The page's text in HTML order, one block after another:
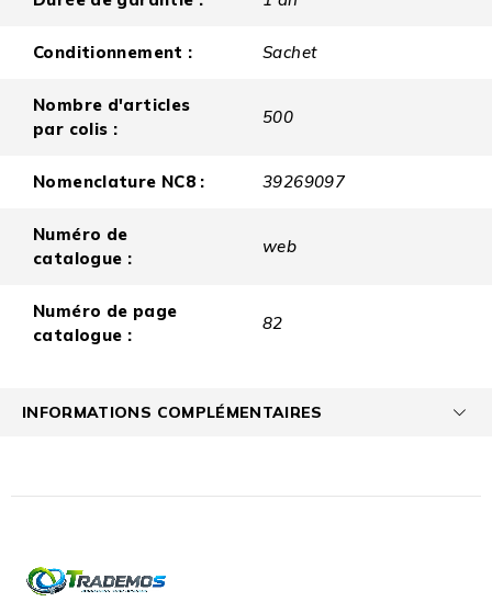
Conditionnement : Sachet
Nombre d'articles
par colis :
500
Nomenclature NC8 : 39269097
Numéro de
catalogue :
web
Numéro de page
catalogue :
82
INFORMATIONS COMPLÉMENTAIRES